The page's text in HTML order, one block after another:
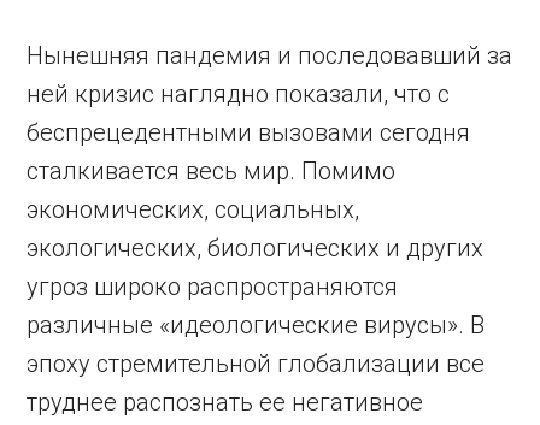
Нынешняя пандемия и последовавший за
ней кризис наглядно показали, что с
беспрецедентными вызовами сегодня
сталкивается весь мир. Помимо
экономических, социальных,
экологических, биологических и других
угроз широко распространяются
различные «идеологические вирусы». В
эпоху стремительной глобализации все
труднее распознать ее негативное